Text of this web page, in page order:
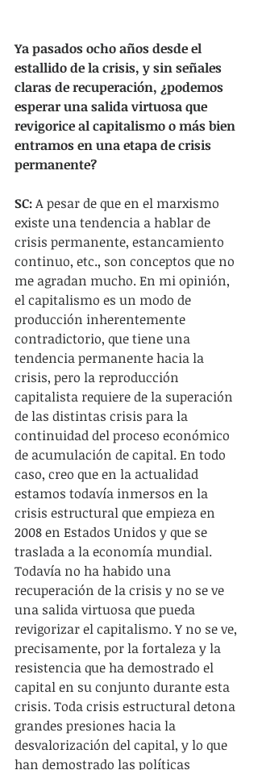
Ya pasados ocho años desde el
estallido de la crisis, y sin señales
claras de recuperación, ¿podemos
esperar una salida virtuosa que
revigorice al capitalismo o más bien
entramos en una etapa de crisis
permanente?
SC: A pesar de que en el marxismo
existe una tendencia a hablar de
crisis permanente, estancamiento
continuo, etc., son conceptos que no
me agradan mucho. En mi opinión,
el capitalismo es un modo de
producción inherentemente
contradictorio, que tiene una
tendencia permanente hacia la
crisis, pero la reproducción
capitalista requiere de la superación
de las distintas crisis para la
continuidad del proceso económico
de acumulación de capital. En todo
caso, creo que en la actualidad
estamos todavía inmersos en la
crisis estructural que empieza en
2008 en Estados Unidos y que se
traslada a la economía mundial.
Todavía no ha habido una
recuperación de la crisis y no se ve
una salida virtuosa que pueda
revigorizar el capitalismo. Y no se ve,
precisamente, por la fortaleza y la
resistencia que ha demostrado el
capital en su conjunto durante esta
crisis. Toda crisis estructural detona
grandes presiones hacia la
desvalorización del capital, y lo que
han demostrado las políticas